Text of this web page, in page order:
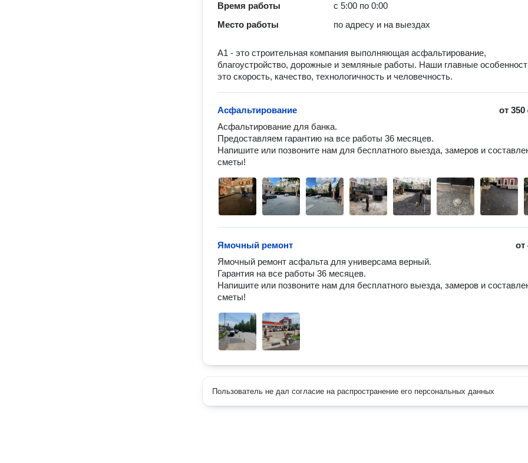
Время работы
с 5:00 по 0:00
Место работы
по адресу и на выездах
А1 - это строительная компания выполняющая асфальтирование,
благоустройство, дорожные и земляные работы. Наши главные
это скорость, качество, технологичность и человечность.
от350
Асфальтирование
Асфальтирование для банка.
Предоставляем гарантию на все работы 36 месяцев.
Напишите или позвоните нам для бесплатного выезда, замеров и
сметы!
от
Ямочный ремонт
Ямочный ремонт асфальта для универсама верный.
Гарантия на все работы 36 месяцев.
Напишите или позвоните нам для бесплатного выезда, замеров и
сметы!
Пользователь не дал согласие на распространение его персональных данных